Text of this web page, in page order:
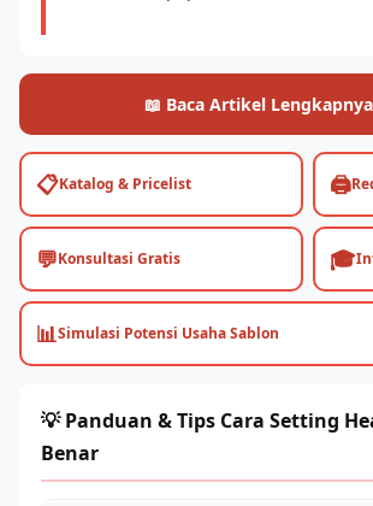
📖 Baca Artikel
📋Katalog & Pricelist 🖨️
💬Konsultasi Gratis 🎓
📊Simulasi Potensi Usaha Sablon
💡 Panduan & Tips Cara Setting
Benar